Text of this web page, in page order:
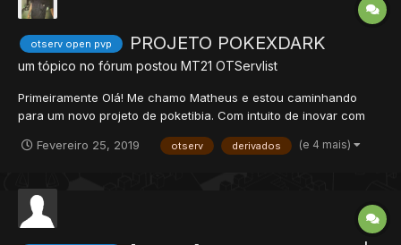
otserv open pvp PROJETO POKEXDARK
um tópico no fórum postou MT21 OTServlist
Primeiramente Olá! Me chamo Matheus e estou caminhando
para um novo projeto de poketibia. Com intuito de inovar com
sistemas passado! Para isso preciso de um apoio e ajuda de
Fevereiro 25, 2019 otserv derivados (e 4 mais)